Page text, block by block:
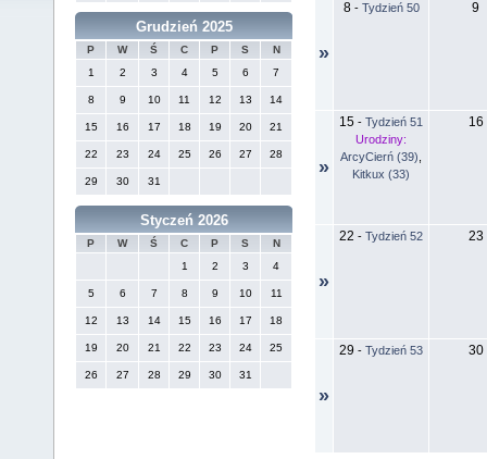
Grudzień 2025
P W Ś C P S
N
1
2 3 4 5 6 7
8 9 10 11 12 13 14
15 16 17 18 19 20 21
22 23 24 25 26 27 28
29 30 31
Styczeń 2026
P W Ś C P S
N
1
2 3 4
5 6 7 8 9 10 11
12 13 14 15 16 17 18
19 20 21 22 23 24 25
26 27 28 29 30 31
»
8- Tydzień 50 9
»
15 - Tydzień 51
Urodziny:
ArcyCierń (39)
Kitkux (33)
16
»
22 - Tydzień 52 23
»
29 - Tydzień 53 30